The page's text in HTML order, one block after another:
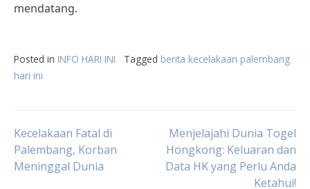
mendatang.
Posted in INFO HARI INI Tagged berita kecelakaan palembang
hari ini
Post
navigation
Kecelakaan Fatal di
Palembang, Korban
Meninggal Dunia
Menjelajahi Dunia Togel
Hongkong: Keluaran dan
Data HK yang Perlu Anda
Ketahui!